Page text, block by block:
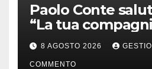
Paolo Conte
“La tua
sempre divertito”
8 AGOSTO 2026
COMMENTO